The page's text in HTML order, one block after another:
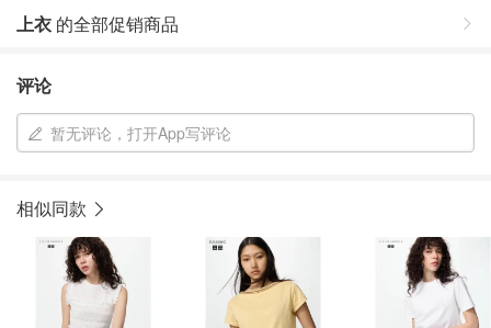
上衣 的全部促销商品
评论
暂无评论，打开App写评论
相似同款